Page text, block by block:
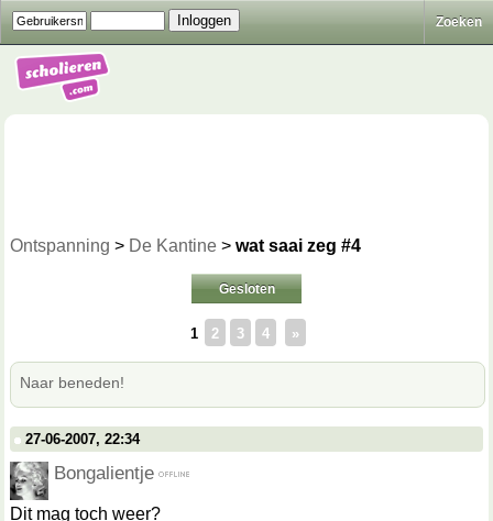
Zoeken
Ontspanning > De Kantine > wat saai zeg #4
Gesloten
1 2 3 4 »
Naar beneden!
27-06-2007, 22:34
Bongalientje
Dit mag toch weer?